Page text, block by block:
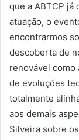
que a ABTCP
atuação, o
encontrarmos
descoberta de
renovável como
de evoluções
totalmente
aos demais
Silveira sobre